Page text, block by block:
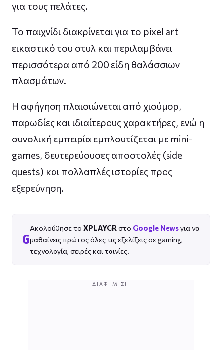
για τους πελάτες.
Το παιχνίδι διακρίνεται για το pixel art
εικαστικό του στυλ και περιλαμβάνει
περισσότερα από 200 είδη θαλάσσιων
πλασμάτων.
Η αφήγηση πλαισιώνεται από χιούμορ,
παρωδίες και ιδιαίτερους χαρακτήρες, ενώ η
συνολική εμπειρία εμπλουτίζεται με mini-
games, δευτερεύουσες αποστολές (side
quests) και πολλαπλές ιστορίες προς
εξερεύνηση.
G
Ακολούθησε το XPLAYGR στο Google Newsγια να
μαθαίνεις πρώτος όλες τις εξελίξεις σε gaming,
τεχνολογία, σειρές και ταινίες.
ΔΙΑΦΉΜΙΣΗ